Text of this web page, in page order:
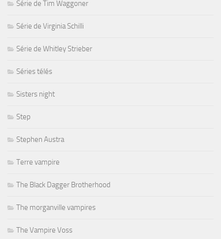
Série de Tim Waggoner
Série de Virginia Schilli
Série de Whitley Strieber
Séries télés
Sisters night
Step
Stephen Austra
Terre vampire
The Black Dagger Brotherhood
The morganville vampires
The Vampire Voss